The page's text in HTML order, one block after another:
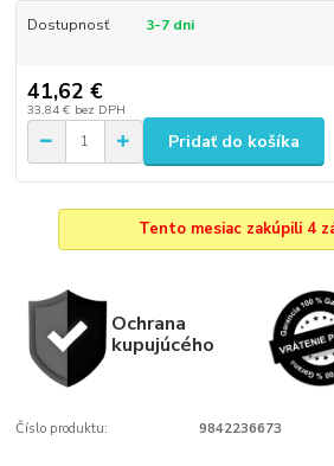
Dostupnosť 3-7 dni
41,62 €
33,84 € bez DPH
Pridať do košíka
Tento mesiac zakúpili 4
Ochrana
kupujúcého
Číslo produktu: 9842236673